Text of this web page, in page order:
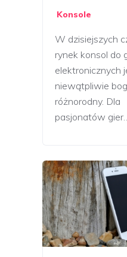
Konsole
W dzisiejszych
rynek konsol do
elektronicznych
niewątpliwie
różnorodny. Dla
pasjonatów